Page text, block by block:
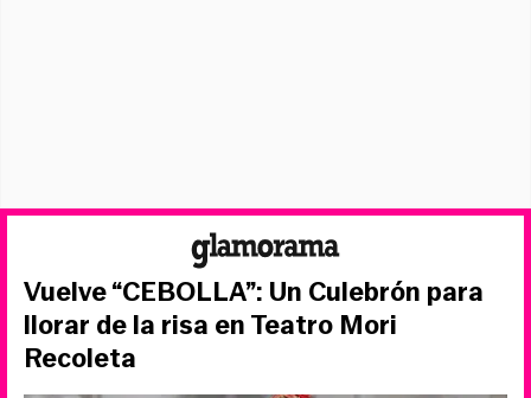
Vuelve “CEBOLLA”: Un Culebrón para
llorar de la risa en Teatro Mori
Recoleta